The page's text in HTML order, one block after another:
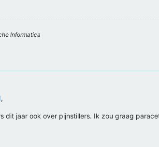
Informatica
,
dit jaar ook over pijnstillers. Ik zou graag